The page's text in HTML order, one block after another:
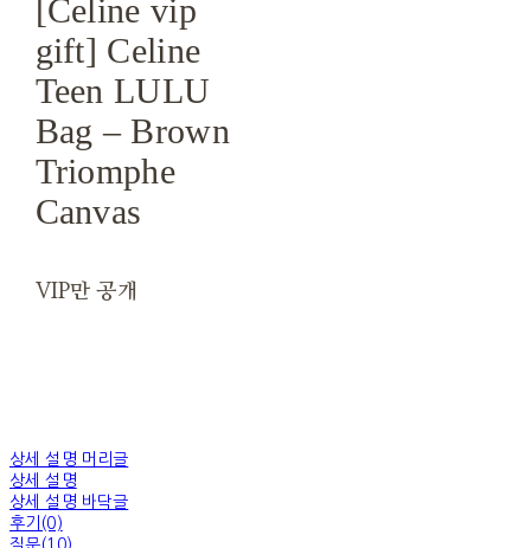
[Celine vip
gift] Celine
Teen LULU
Bag – Brown
Triomphe
Canvas
VIP만 공개
상세 설명 머리글
상세 설명
상세 설명 바닥글
후기(0)
질문(10)